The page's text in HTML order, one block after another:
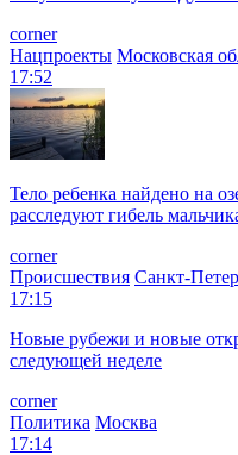
corner
Нацпроекты Московская
17:52
Тело ребенка найдено на
расследуют гибель
corner
Происшествия Санкт-
17:15
Новые рубежи и новые
следующей неделе
corner
Политика Москва
17:14